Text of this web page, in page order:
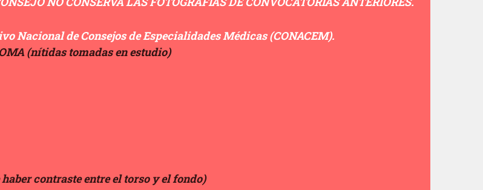
Nacional de Consejos de Especialidades Médicas (CONACEM).
(nítidas tomadas en estudio)
contraste entre el torso y el fondo)